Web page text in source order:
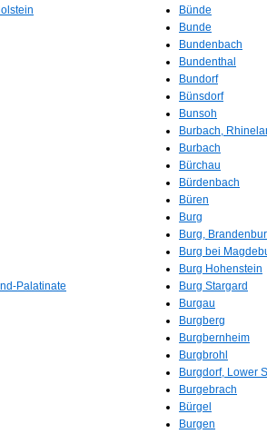
Palatinate
Bünde
Bunde
Bundenbach
Bundenthal
Bundorf
Bünsdorf
Bunsoh
Burbach,
Burbach
Bürchau
Bürdenbach
Büren
Burg
Burg,
Burg bei
Burg Hohenstein
Burg Stargard
Burgau
Burgberg
Burgbernheim
Burgbrohl
Burgdorf, Lower
Burgebrach
Bürgel
Burgen